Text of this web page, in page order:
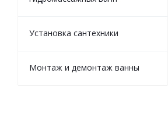
Установка сантехники
Монтаж и демонтаж ванны